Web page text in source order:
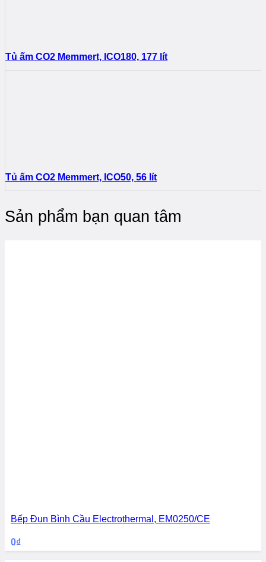
Tủ ấm CO2 Memmert, ICO180, 177 lít
Tủ ấm CO2 Memmert, ICO50, 56 lít
Sản phẩm bạn quan tâm
Bếp Đun Bình Cầu Electrothermal, EM0250/CE
0₫